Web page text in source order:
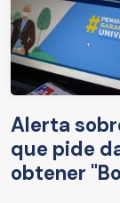
Alerta
que pide
obtener